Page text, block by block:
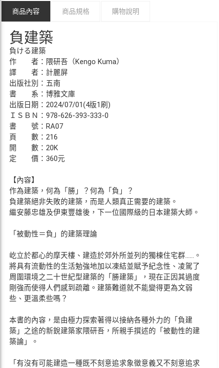
商品內容 商品規格 購物說明
負建築
負ける建築
作 者：隈研吾（Kengo Kuma）
譯 者：計麗屏
出版社別：五南
書 系：博雅文庫
出版日期：2024/07/01(4版1刷)
ＩＳＢＮ：978-626-393-333-0
書 號：RA07
頁 數：216
開 數：20K
定 價：360元
【內容】
作為建築，何為「勝」？何為「負」？
負建築絕非失敗的建築，而是人類真正需要的建築。
繼安藤忠雄及伊東豐雄後，下一位國際級的日本建築大師。
「被動性＝負」的建築理論
屹立於都心的摩天樓、建造於郊外所並列的獨棟住宅群……。
將具有流動性的生活勉強地加以凍結並賦予紀念性、凌駕了
周圍環境之二十世紀型建築的「勝建築」，現在正因其過度
剛強而使得人們感到疏離。建築難道就不能變得更為文弱
些、更溫柔些嗎？
本書的內容，是由極力探索著得以接納各種外力的「負建
築」之途的新銳建築家隈研吾，所親手撰述的「被動性的建
築論」。
「有沒有可能建造一種既不刻意追求象徵意義又不刻意追求